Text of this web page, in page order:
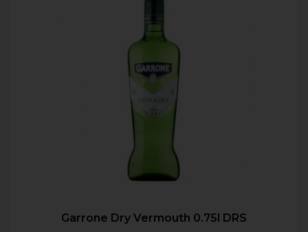
Garrone Dry Vermouth 0.75l DRS